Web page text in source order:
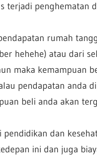
terjadi penghematan
rumah
hehehe) atau dari
maka kemampuan
pendapatan anda
beli anda akan
pendidikan dan
ini dan juga